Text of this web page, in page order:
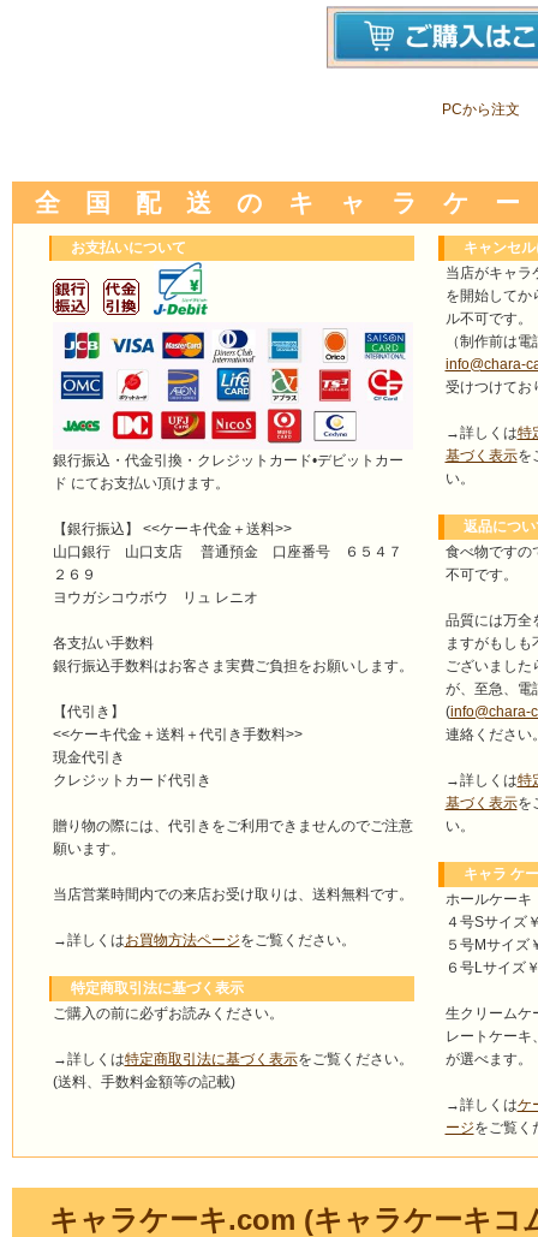
PCから注文
全 国 配 送 の キ ャ ラ ケ
お支払いについて
銀行振込・代金引換・クレジットカード•デビットカー
ド にてお支払い頂けます。
【銀行振込】 <<ケーキ代金＋送料>>
山口銀行 山口支店 普通預金 口座番号 ６５４７
２６９
ヨウガシコウボウ リュ レニオ
各支払い手数料
銀行振込手数料はお客さま実費ご負担をお願いします。
【代引き】
<<ケーキ代金＋送料＋代引き手数料>>
現金代引き
クレジットカード代引き
贈り物の際には、代引きをご利用できませんのでご注意
願います。
当店営業時間内での来店お受け取りは、送料無料です。
→詳しくはお買物方法ページをご覧ください。
特定商取引法に基づく表示
ご購入の前に必ずお読みください。
→詳しくは特定商取引法に基づく表示をご覧ください。
(送料、手数料金額等の記載)
キャンセル
当店がキャラ
を開始してか
ル不可です。
（制作前は
info@chara-
受けつけてお
→詳しくは特
基づく表示を
い。
返品につい
食べ物ですの
不可です。
品質には万全
ますがもしも
ございました
が、至急、電
(info@chara-
連絡ください
→詳しくは特
基づく表示を
い。
キャラ ケ
ホールケーキ
４号Sサイズ
５号Mサイズ
６号Lサイズ
生クリームケ
レートケーキ
が選べます。
→詳しくはケ
ージをご覧く
キャラケーキ.com (キャラケーキコ